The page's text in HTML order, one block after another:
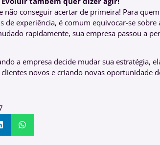
não conseguir acertar de primeira! Para
de experiência, é comum equivocar-se sobre
rapidamente, sua empresa passou a
a empresa decide mudar sua estratégia,
novos e criando novas oportunidade